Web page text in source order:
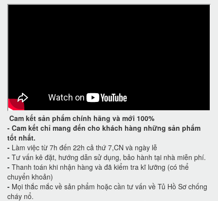
Cam kết sản phẩm chính hãng và mới 100%
- Cam kết chỉ mang đến cho khách hàng những sản phẩm
tốt nhất.
- Làm việc từ 7h đến 22h cả thứ 7,CN và ngày lễ
- Tư vấn kê đặt, hướng dẫn sử dụng, bảo hành tại nhà miễn phí.
- Thanh toán khi nhận hàng và đã kiểm tra kĩ lưỡng (có thể
chuyển khoản)
- Mọi thắc mắc về sản phẩm hoặc cần tư vấn về Tủ Hồ Sơ chống
cháy nổ.